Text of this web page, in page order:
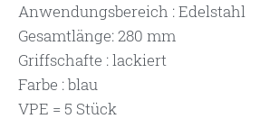
Anwendungsbereich : Edelstahl
Gesamtlänge: 280 mm
Griffschafte : lackiert
Farbe : blau
VPE = 5 Stück